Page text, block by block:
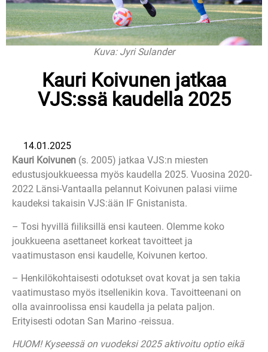
Kuva: Jyri Sulander
Kauri Koivunen jatkaa
VJS:ssä kaudella 2025
14.01.2025
Kauri Koivunen (s. 2005) jatkaa VJS:n miesten
edustusjoukkueessa myös kaudella 2025. Vuosina 2020-
2022 Länsi-Vantaalla pelannut Koivunen palasi viime
kaudeksi takaisin VJS:ään IF Gnistanista.
– Tosi hyvillä fiiliksillä ensi kauteen. Olemme koko
joukkueena asettaneet korkeat tavoitteet ja
vaatimustason ensi kaudelle, Koivunen kertoo.
– Henkilökohtaisesti odotukset ovat kovat ja sen takia
vaatimustaso myös itsellenikin kova. Tavoitteenani on
olla avainroolissa ensi kaudella ja pelata paljon.
Erityisesti odotan San Marino -reissua.
HUOM! Kyseessä on vuodeksi 2025 aktivoitu optio eikä